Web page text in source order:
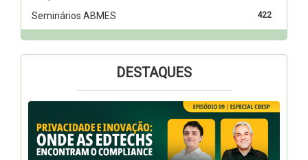
422
Seminários ABMES
DESTAQUES